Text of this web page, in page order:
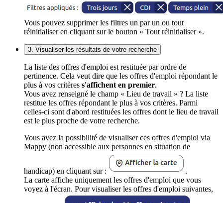
Vous pouvez supprimer les filtres un par un ou tout
réinitialiser en cliquant sur le bouton « Tout réinitialiser ».
3. Visualiser les résultats de votre recherche
La liste des offres d'emploi est restituée par ordre de
pertinence. Cela veut dire que les offres d'emploi répondant le
plus à vos critères s'affichent en premier.
Vous avez renseigné le champ « Lieu de travail » ? La liste
restitue les offres répondant le plus à vos critères. Parmi
celles-ci sont d'abord restituées les offres dont le lieu de travail
est le plus proche de votre recherche.
Vous avez la possibilité de visualiser ces offres d'emploi via
Mappy (non accessible aux personnes en situation de
handicap) en cliquant sur :
.
La carte affiche uniquement les offres d'emploi que vous
voyez à l'écran. Pour visualiser les offres d'emploi suivantes,